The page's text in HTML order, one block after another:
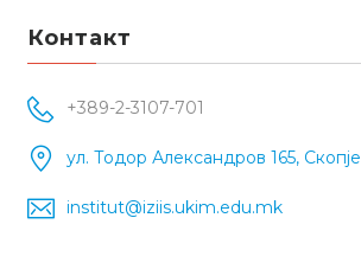
Контакт
+389-2-3107-701
ул. Тодор Александров 165, Скопје
institut@iziis.ukim.edu.mk